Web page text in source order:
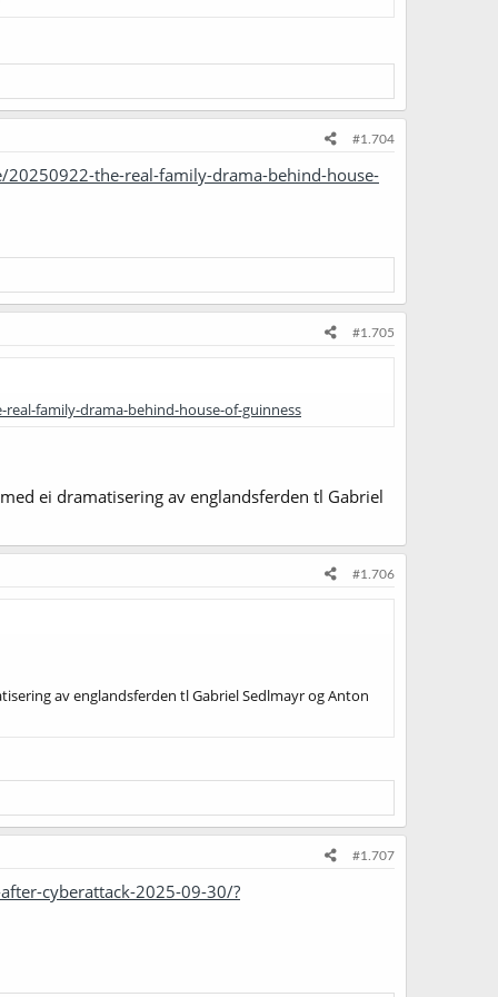
#1.704
the-real-family-drama-behind-house-
#1.705
family-drama-behind-house-of-guinness
ei dramatisering av englandsferden tl Gabriel
#1.706
av englandsferden tl Gabriel Sedlmayr og Anton
#1.707
cyberattack-2025-09-30/?